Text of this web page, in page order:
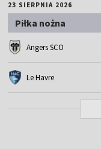
23 SIERPNIA 2026
Piłka nożna
Angers SCO
Le Havre